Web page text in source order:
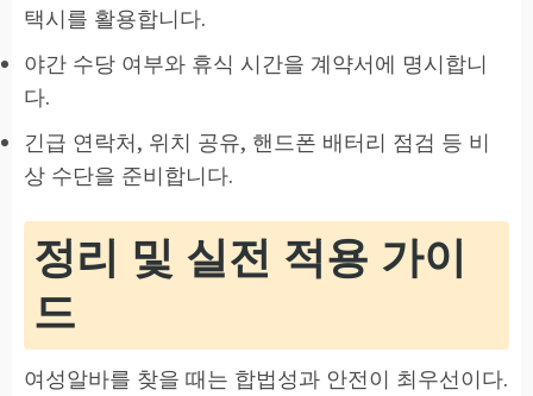
택시를 활용합니다.
야간 수당 여부와 휴식 시간을 계약서에 명시합니
다.
긴급 연락처, 위치 공유, 핸드폰 배터리 점검 등 비
상 수단을 준비합니다.
정리 및 실전 적용 가이
드
여성알바를 찾을 때는 합법성과 안전이 최우선이다.